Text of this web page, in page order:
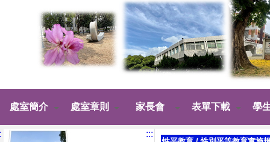
處室簡介 處室章則 家長會 表單下載 學
:::